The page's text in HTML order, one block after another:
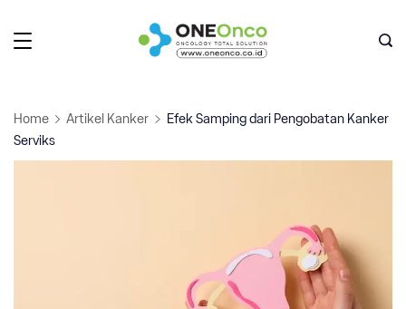
to
Home Artikel Kanker
Efek Samping dari Pengobatan Kanker
Serviks